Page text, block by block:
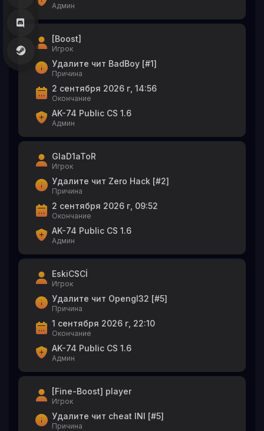
Админ
[Boost]
Игрок
Удалите чит BadBoy [#1]
Причина
2 сентября 2026 г, 14:56
Окончание
AK-74 Public CS 1.6
Админ
GlaD1aToR
Игрок
Удалите чит Zero Hack [#2]
Причина
2 сентября 2026 г, 09:52
Окончание
AK-74 Public CS 1.6
Админ
EskiCSCİ
Игрок
Удалите чит Opengl32 [#5]
Причина
1 сентября 2026 г, 22:10
Окончание
AK-74 Public CS 1.6
Админ
[Fine-Boost] player
Игрок
Удалите чит cheat INI [#5]
Причина